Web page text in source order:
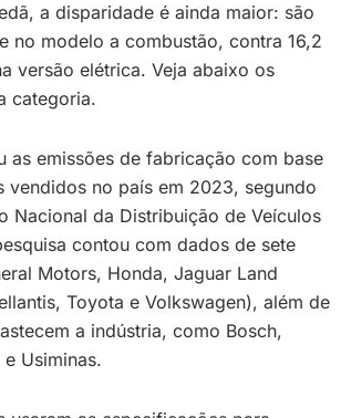
a disparidade é ainda maior: são
no modelo a combustão, contra 16,2
versão elétrica. Veja abaixo os
categoria.
as emissões de fabricação com base
vendidos no país em 2023, segundo
Nacional da Distribuição de Veículos
contou com dados de sete
Motors, Honda, Jaguar Land
Toyota e Volkswagen), além de
a indústria, como Bosch,
Usiminas.